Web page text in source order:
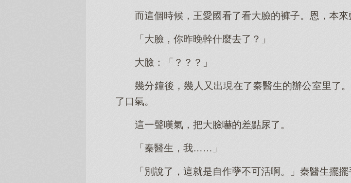
而這個時候，王愛國看了看大臉的褲子。恩，本
「大臉，你昨晚幹什麼去了？」
大臉：「？？？」
幾分鐘後，幾人又出現在了秦醫生的辦公室里了
了口氣。
這一聲嘆氣，把大臉嚇的差點尿了。
「秦醫生，我……」
「別說了，這就是自作孽不可活啊。」秦醫生擺擺